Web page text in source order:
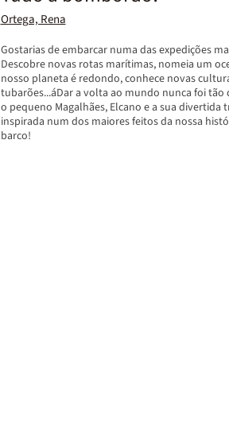
Ortega, Rena
Gostarias de embarcar numa das expedições
Descobre novas rotas marítimas, nomeia um
nosso planeta é redondo, conhece novas
tubarões...áDar a volta ao mundo nunca foi
o pequeno Magalhães, Elcano e a sua
inspirada num dos maiores feitos da nossa
barco!